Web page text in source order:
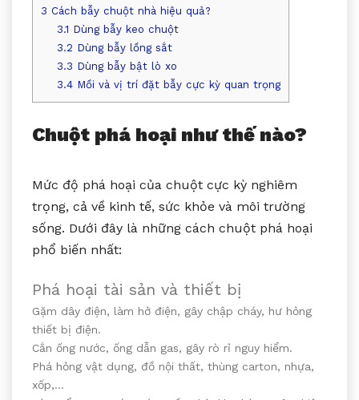
3 Cách bẫy chuột nhà hiệu quả?
3.1 Dùng bẫy keo chuột
3.2 Dùng bẫy lồng sắt
3.3 Dùng bẫy bật lò xo
3.4Mồi và vị trí đặt bẫy cực kỳ quan trọng
Chuột phá hoại như thế nào?
Mức độ phá hoại của chuột cực kỳ nghiêm
trọng, cả về kinh tế, sức khỏe và môi trường
sống. Dưới đây là những cách chuột phá hoại
phổ biến nhất:
Phá hoại tài sản và thiết bị
Gặm dây điện, làm hở điện, gây chập cháy, hư hỏng
thiết bị điện.
Cắn ống nước, ống dẫn gas, gây rò rỉ nguy hiểm.
Phá hỏng vật dụng, đồ nội thất, thùng carton, nhựa,
xốp,…